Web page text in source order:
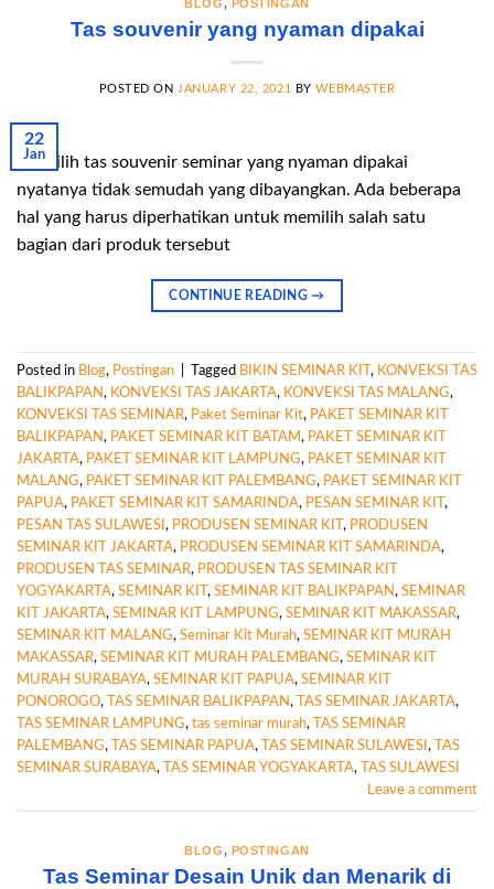
BLOG, POSTINGAN
Tas souvenir yang nyaman dipakai
POSTED ON JANUARY 22, 2021 BYWEBMASTER
22
Jan
Memilih tas souvenir seminar yang nyaman dipakai
nyatanya tidak semudah yang dibayangkan. Ada beberapa
hal yang harus diperhatikan untuk memilih salah satu
bagian dari produk tersebut
CONTINUE READING→
Posted in Blog, Postingan Tagged BIKIN SEMINAR KIT , KONVEKSI TAS
BALIKPAPAN, KONVEKSI TAS JAKARTA, KONVEKSI TAS MALANG,
KONVEKSI TAS SEMINAR, Paket Seminar Kit, PAKET SEMINAR KIT
BALIKPAPAN, PAKET SEMINAR KIT BATAM, PAKET SEMINAR KIT
JAKARTA, PAKET SEMINAR KIT LAMPUNG, PAKET SEMINAR KIT
MALANG, PAKET SEMINAR KIT PALEMBANG, PAKET SEMINAR KIT
PAPUA, PAKET SEMINAR KIT SAMARINDA, PESAN SEMINAR KIT ,
PESAN TAS SULAWESI , PRODUSEN SEMINAR KIT , PRODUSEN
SEMINAR KIT JAKARTA, PRODUSEN SEMINAR KIT SAMARINDA,
PRODUSEN TAS SEMINAR, PRODUSEN TAS SEMINAR KIT
YOGYAKARTA, SEMINAR KIT , SEMINAR KIT BALIKPAPAN, SEMINAR
KIT JAKARTA, SEMINAR KIT LAMPUNG, SEMINAR KIT MAKASSAR,
SEMINAR KIT MALANG, Seminar Kit Murah, SEMINAR KIT MURAH
MAKASSAR, SEMINAR KIT MURAH PALEMBANG, SEMINAR KIT
MURAH SURABAYA, SEMINAR KIT PAPUA, SEMINAR KIT
PONOROGO, TAS SEMINAR BALIKPAPAN, TAS SEMINAR JAKARTA,
TAS SEMINAR LAMPUNG, tas seminar murah,
TAS SEMINAR
PALEMBANG, TAS SEMINAR PAPUA, TAS SEMINAR SULAWESI ,
TAS
SEMINAR SURABAYA, TAS SEMINAR YOGYAKARTA,
TAS SULAWESI
Leave a comment
BLOG, POSTINGAN
Tas Seminar Desain Unik dan Menarik di